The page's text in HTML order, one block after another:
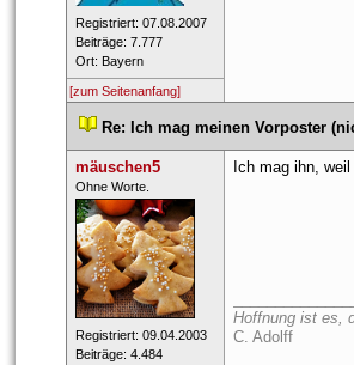
Registriert: 07.08.2007
Beiträge: 7.777
Ort: Bayern
[zum Seitenanfang]
Re: Ich mag meinen Vorposter
mäuschen5
​Ohne Worte.
Registriert: 09.04.2003
Beiträge: 4.484
Ich mag ihn,
Hoffnung ist es,
C. Adolff